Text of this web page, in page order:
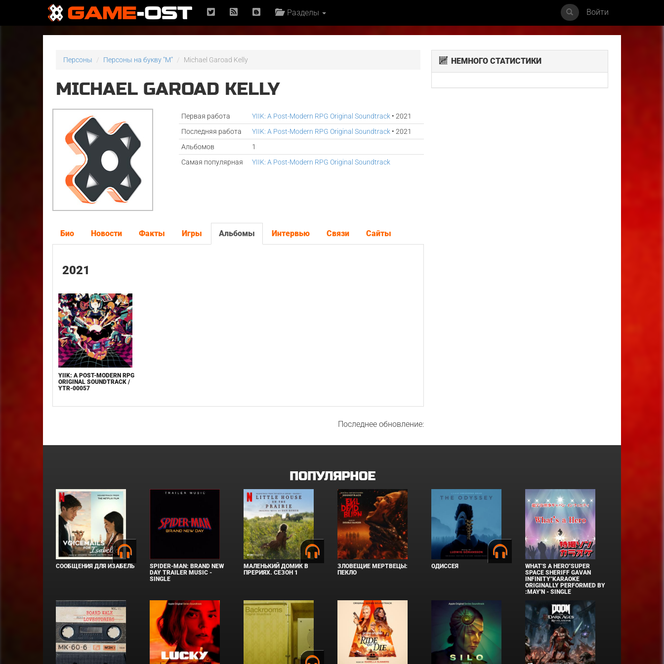
Разделы Войти
Персоны Персоны на букву "M" Michael Garoad Kelly
MICHAEL GAROAD KELLY
Первая работа YIIK: A Post-Modern RPG Original Soundtrack• 2021
Последняя работа
YIIK: A Post-Modern RPG Original Soundtrack• 2021
Альбомов
1
Самая популярная
YIIK: A Post-Modern RPG Original Soundtrack
Био Новости Факты Игры Альбомы Интервью Связи Сайты
2021
YIIK: A POST-MODERN RPG
ORIGINAL SOUNDTRACK /
YTR-00057
Последнее обновление:
НЕМНОГО СТАТИСТИКИ
ПОПУЛЯРНОЕ
СООБЩЕНИЯ ДЛЯ ИЗАБЕЛЬ
SPIDER-MAN: BRAND NEW
DAY TRAILER MUSIC -
SINGLE
МАЛЕНЬКИЙ ДОМИК В
ПРЕРИЯХ. СЕЗОН 1
ЗЛОВЕЩИЕ МЕРТВЕЦЫ:
ПЕКЛО
ОДИССЕЯ
WHAT'S A HERO"SUPER
SPACE SHERIFF GAVAN
INFINITY"KARAOKE
ORIGINALLY PERFORMED BY
:MAY'N - SINGLE